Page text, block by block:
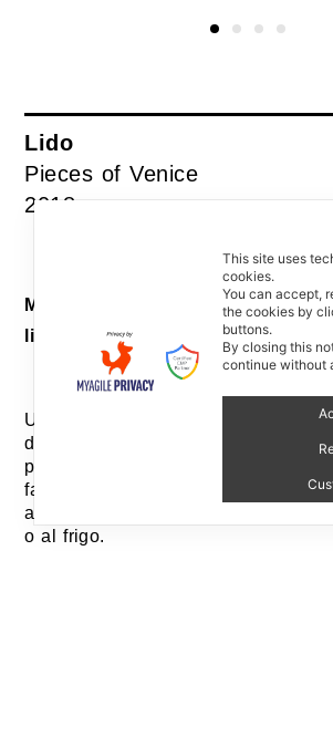
Lido
Pieces of Venice
2018
Macchinina con luce / Toy car
light
Una macchinina la cui ruota di
diventa una piccola lucina tascabile,
passo, che ci accompagna nel buio.
facilita l’interazione tra nonni,
anche un alleato per scorribande
o al frigo.
This site uses
cookies.
You can accept,
the cookies by
buttons.
By closing this
continue without